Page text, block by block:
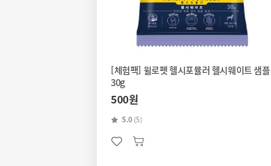
[체험팩] 윌로펫 헬시포뮬러 헬시웨이트 샘플
30g
500원
5.0 (5)